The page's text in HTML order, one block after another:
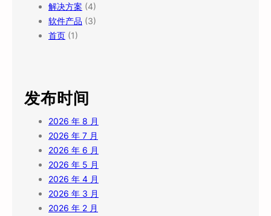
解决方案 (4)
软件产品 (3)
首页 (1)
发布时间
2026 年 8 月
2026 年 7 月
2026 年 6 月
2026 年 5 月
2026 年 4 月
2026 年 3 月
2026 年 2 月